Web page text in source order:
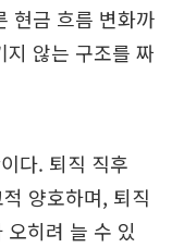
현금 흐름 변화까
않는 구조를 짜
다. 퇴직 직후
양호하며, 퇴직
히려 늘 수 있